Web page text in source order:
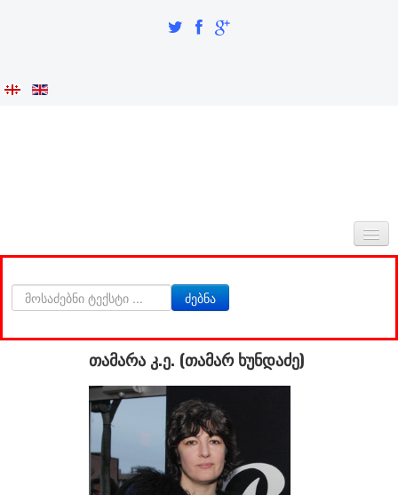
ᲩᲕᲔᲜᲡ ᲨᲔᲡᲐᲮᲔᲑ
აბაზაძე ნიკო
ძებნა
თამარა კ.ე. (თამარ ხუნდაძე)